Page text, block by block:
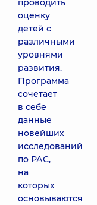
проводить
оценку
детей с
различными
уровнями
развития.
Программа
сочетает
в себе
данные
новейших
исследований
по РАС,
на
которых
основываются